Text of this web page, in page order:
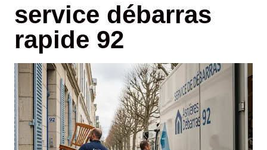
service débarras
rapide 92